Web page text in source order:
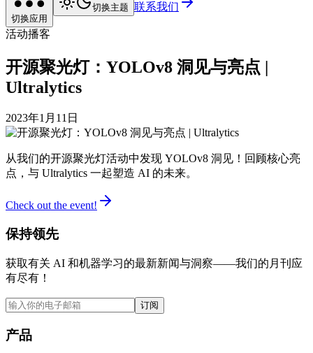
切换应用
切换主题 联系我们
活动播客
开源聚光灯：YOLOv8 洞见与亮点 |
Ultralytics
2023年1月11日
从我们的开源聚光灯活动中发现 YOLOv8 洞见！回顾核心亮
点，与 Ultralytics 一起塑造 AI 的未来。
Check out the event!
保持领先
获取有关 AI 和机器学习的最新新闻与洞察——我们的月刊应
有尽有！
订阅
产品